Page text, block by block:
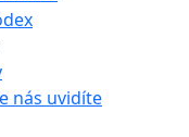
nás uvidíte